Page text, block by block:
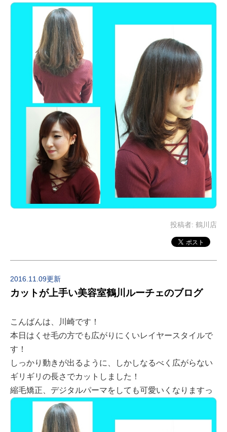
投稿者: 鶴川店
2016.11.09更新
カットが上手い美容室鶴川ルーチェのブログ
こんばんは、川崎です！
本日はくせ毛の方でも広がりにくいレイヤースタイルで
す！
しっかり動きが出るように、しかしなるべく広がらない
ギリギリの長さでカットしました！
縮毛矯正、デジタルパーマをしても可愛いくなりますっ